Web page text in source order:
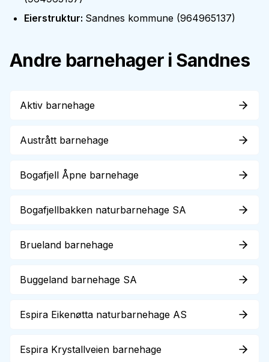
Eierstruktur: Sandnes kommune (964965137)
Andre barnehager i Sandnes
Aktiv barnehage
Austrått barnehage
Bogafjell Åpne barnehage
Bogafjellbakken naturbarnehage SA
Brueland barnehage
Buggeland barnehage SA
Espira Eikenøtta naturbarnehage AS
Espira Krystallveien barnehage